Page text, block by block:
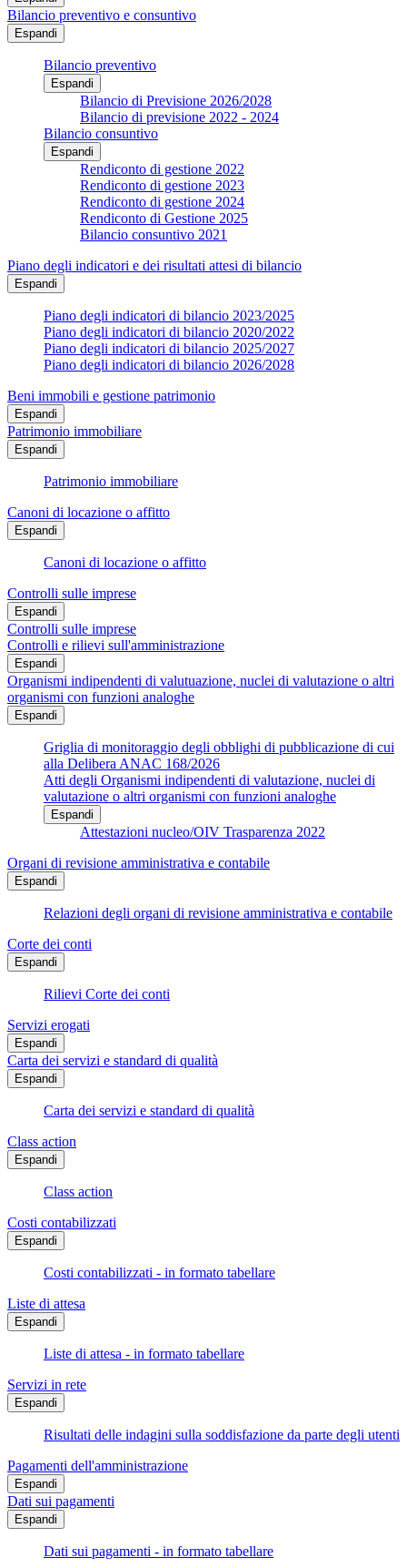
Bilancio preventivo e consuntivo
Espandi
Bilancio preventivo
Espandi
Bilancio di Previsione 2026/2028
Bilancio di previsione 2022 - 2024
Bilancio consuntivo
Espandi
Rendiconto di gestione 2022
Rendiconto di gestione 2023
Rendiconto di gestione 2024
Rendiconto di Gestione 2025
Bilancio consuntivo 2021
Piano degli indicatori e dei risultati attesi di bilancio
Espandi
Piano degli indicatori di bilancio 2023/2025
Piano degli indicatori di bilancio 2020/2022
Piano degli indicatori di bilancio 2025/2027
Piano degli indicatori di bilancio 2026/2028
Beni immobili e gestione patrimonio
Espandi
Patrimonio immobiliare
Espandi
Patrimonio immobiliare
Canoni di locazione o affitto
Espandi
Canoni di locazione o affitto
Controlli sulle imprese
Espandi
Controlli sulle imprese
Controlli e rilievi sull'amministrazione
Espandi
Organismi indipendenti di valutuazione, nuclei di valutazione o altri
organismi con funzioni analoghe
Espandi
Griglia di monitoraggio degli obblighi di pubblicazione di cui
alla Delibera ANAC 168/2026
Atti degli Organismi indipendenti di valutazione, nuclei di
valutazione o altri organismi con funzioni analoghe
Espandi
Attestazioni nucleo/OIV Trasparenza 2022
Organi di revisione amministrativa e contabile
Espandi
Relazioni degli organi di revisione amministrativa e contabile
Corte dei conti
Espandi
Rilievi Corte dei conti
Servizi erogati
Espandi
Carta dei servizi e standard di qualità
Espandi
Carta dei servizi e standard di qualità
Class action
Espandi
Class action
Costi contabilizzati
Espandi
Costi contabilizzati - in formato tabellare
Liste di attesa
Espandi
Liste di attesa - in formato tabellare
Servizi in rete
Espandi
Risultati delle indagini sulla soddisfazione da parte degli utenti
Pagamenti dell'amministrazione
Espandi
Dati sui pagamenti
Espandi
Dati sui pagamenti - in formato tabellare